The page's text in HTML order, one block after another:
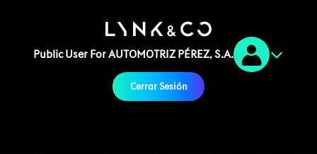
Public User For AUTOMOTRIZ PÉREZ, S.A.
Cerrar Sesión